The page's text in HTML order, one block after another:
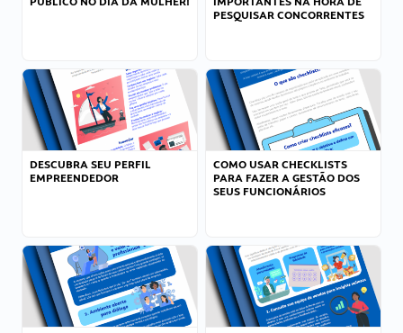
PESQUISAR CONCORRENTES
DESCUBRA SEU PERFIL
EMPREENDEDOR
COMO USAR CHECKLISTS
PARA FAZER A GESTÃO DOS
SEUS FUNCIONÁRIOS